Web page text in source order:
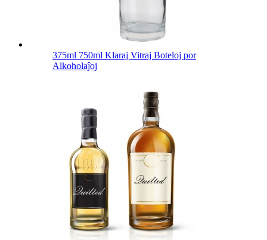
375ml 750ml Klaraj Vitraj Boteloj por
Alkoholaĵoj